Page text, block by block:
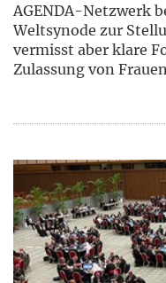
AGENDA-Netzwerk
Weltsynode zur
vermisst aber klare
Zulassung von